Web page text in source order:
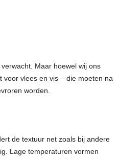
Maar hoewel wij ons
voor vlees en vis – die moeten na
worden.
de textuur net zoals bij andere
Lage temperaturen vormen